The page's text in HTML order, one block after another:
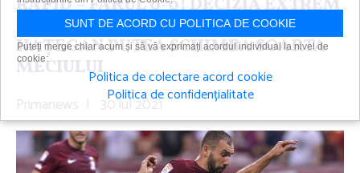
RAPID – FARUL 0-0! DECIZIA EXTREM
DE CONTROVERSATĂ A LUI OVIDIU
HAŢEGAN PUTEA SCHIMBA SOARTA
MECIULUI
Primanews | 30 iul 2021
SUNT DE ACORD CU POLITICA DE COOKIE
Puteți merge chiar acum și să vă exprimați acordul individual la nivel de
cookie:
Politica de colectare acord cookie
Politica de confidențialitate